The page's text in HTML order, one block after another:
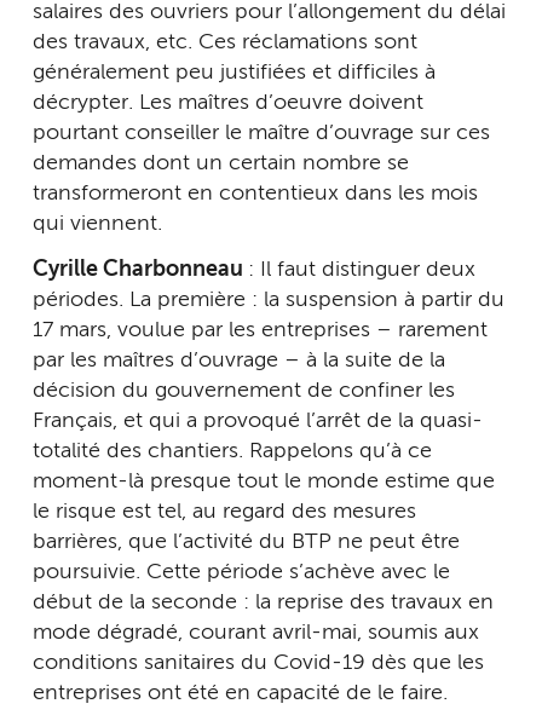
salaires des ouvriers pour l’allongement du délai
des travaux, etc. Ces réclamations sont
généralement peu justifiées et difficiles à
décrypter. Les maîtres d’oeuvre doivent
pourtant conseiller le maître d’ouvrage sur ces
demandes dont un certain nombre se
transformeront en contentieux dans les mois
qui viennent.
Cyrille Charbonneau : Il faut distinguer deux
périodes. La première : la suspension à partir du
17 mars, voulue par les entreprises – rarement
par les maîtres d’ouvrage – à la suite de la
décision du gouvernement de confiner les
Français, et qui a provoqué l’arrêt de la quasi-
totalité des chantiers. Rappelons qu’à ce
moment-là presque tout le monde estime que
le risque est tel, au regard des mesures
barrières, que l’activité du BTP ne peut être
poursuivie. Cette période s’achève avec le
début de la seconde : la reprise des travaux en
mode dégradé, courant avril-mai, soumis aux
conditions sanitaires du Covid-19 dès que les
entreprises ont été en capacité de le faire.